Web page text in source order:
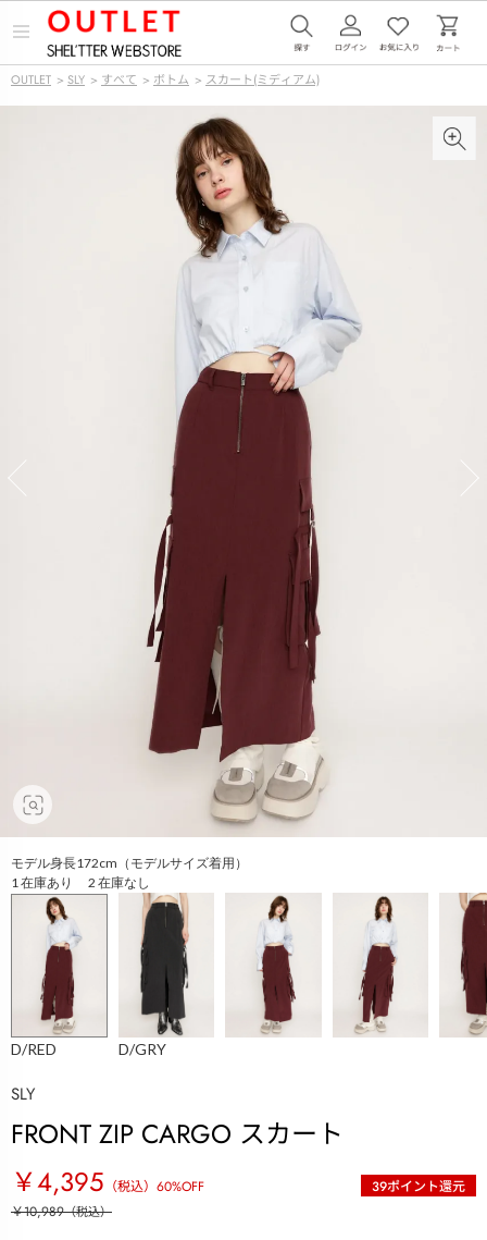
メ
ー
を
OUTLET > SLY > すべて > ボトム > スカート(ミディアム)
モデル身長172cm（モデルサイズ着用）
1 在庫あり 2 在庫なし
D/RED D/GRY
SLY
FRONT ZIP CARGO スカート
￥4,395 （税込） 60%OFF 39ポイント還元
￥10,989（税込）